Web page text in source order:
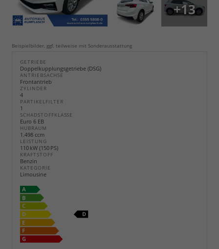
+13
Beispielbilder, ggf. teilweise mit Sonderausstattung
GETRIEBE
Doppelkupplungsgetriebe (DSG)
ANTRIEBSACHSE
Frontantrieb
ZYLINDER
4
PARTIKELFILTER
1
SCHADSTOFFKLASSE
Euro 6 EB
HUBRAUM
1.498 ccm
LEISTUNG
110 kW (150 PS)
KRAFTSTOFF
Benzin
KATEGORIE
Limousine